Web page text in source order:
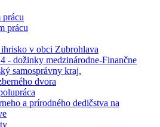
prácu
v obci Zubrohlava
- dožinky medzinárodne-Finančne
samosprávny kraj.
dvora
a prírodného dedičstva na